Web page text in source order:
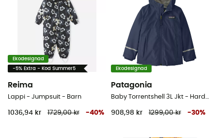
Ekodesignad
-5% Extra - Kod Summer5
Reima
Lappi - Jumpsuit - Barn
1036,94 kr 1729,00 kr -40%
Ekodesignad
Patagonia
Baby Torrentshell 3L Jkt - Hardshelljacka - Børn
908,98 kr 1299,00 kr -30%